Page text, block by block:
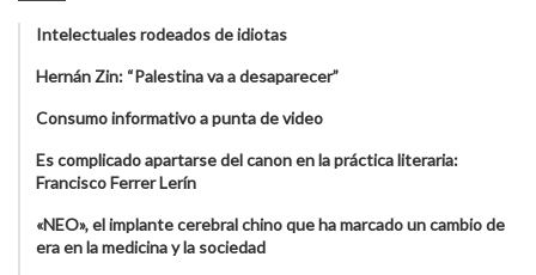
Intelectuales rodeados de idiotas
Hernán Zin: “Palestina va a desaparecer”
Consumo informativo a punta de video
Es complicado apartarse del canon en la práctica literaria:
Francisco Ferrer Lerín
«NEO», el implante cerebral chino que ha marcado un cambio de
era en la medicina y la sociedad